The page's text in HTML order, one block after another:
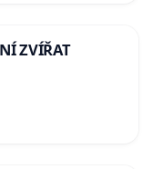
ZVÍŘAT